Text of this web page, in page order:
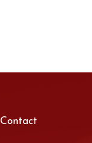
Contact